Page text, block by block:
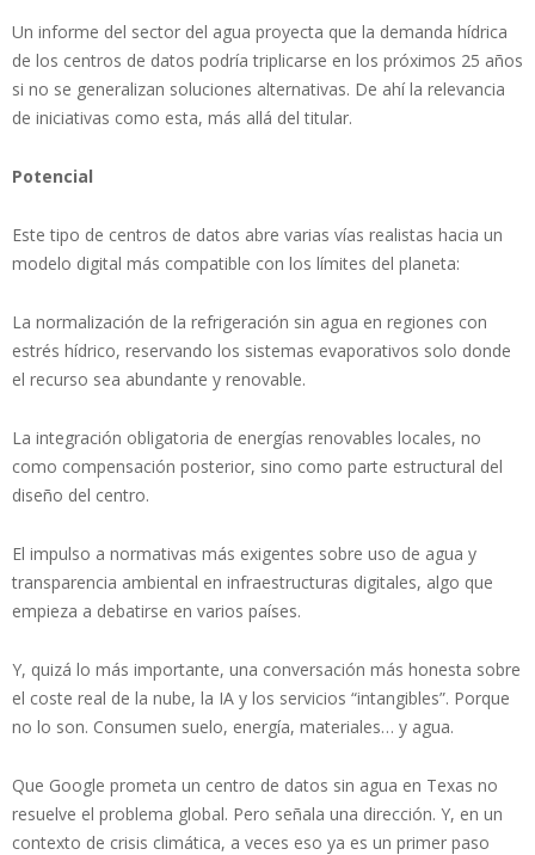
Un informe del sector del agua proyecta que la demanda hídrica
de los centros de datos podría triplicarse en los próximos 25 años
si no se generalizan soluciones alternativas. De ahí la relevancia
de iniciativas como esta, más allá del titular.
Potencial
Este tipo de centros de datos abre varias vías realistas hacia un
modelo digital más compatible con los límites del planeta:
La normalización de la refrigeración sin agua en regiones con
estrés hídrico, reservando los sistemas evaporativos solo donde
el recurso sea abundante y renovable.
La integración obligatoria de energías renovables locales, no
como compensación posterior, sino como parte estructural del
diseño del centro.
El impulso a normativas más exigentes sobre uso de agua y
transparencia ambiental en infraestructuras digitales, algo que
empieza a debatirse en varios países.
Y, quizá lo más importante, una conversación más honesta sobre
el coste real de la nube, la IA y los servicios “intangibles”. Porque
no lo son. Consumen suelo, energía, materiales… y agua.
Que Google prometa un centro de datos sin agua en Texas no
resuelve el problema global. Pero señala una dirección. Y, en un
contexto de crisis climática, a veces eso ya es un primer paso